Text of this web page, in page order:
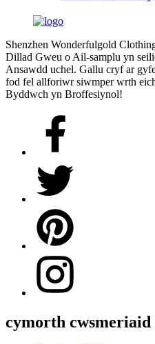
Shenzhen Wonderfulgold
Dillad Gweu o Ail-samplu yn
Ansawdd uchel. Gallu cryf ar
fod fel allforiwr siwmper wrth
Byddwch yn Broffesiynol!
cymorth cwsmeriaid